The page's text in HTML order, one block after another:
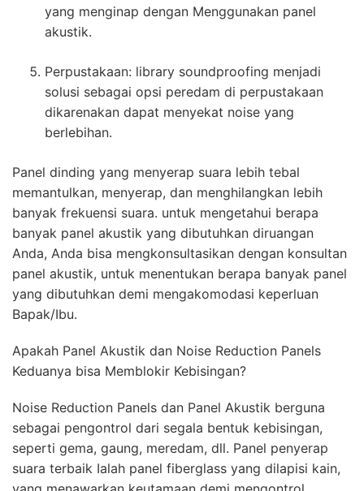
yang menginap dengan Menggunakan panel
akustik.
Perpustakaan: library soundproofing menjadi
solusi sebagai opsi peredam di perpustakaan
dikarenakan dapat menyekat noise yang
berlebihan.
Panel dinding yang menyerap suara lebih tebal
memantulkan, menyerap, dan menghilangkan lebih
banyak frekuensi suara. untuk mengetahui berapa
banyak panel akustik yang dibutuhkan diruangan
Anda, Anda bisa mengkonsultasikan dengan konsultan
panel akustik, untuk menentukan berapa banyak panel
yang dibutuhkan demi mengakomodasi keperluan
Bapak/Ibu.
Apakah Panel Akustik dan Noise Reduction Panels
Keduanya bisa Memblokir Kebisingan?
Noise Reduction Panels dan Panel Akustik berguna
sebagai pengontrol dari segala bentuk kebisingan,
seperti gema, gaung, meredam, dll. Panel penyerap
suara terbaik Ialah panel fiberglass yang dilapisi kain,